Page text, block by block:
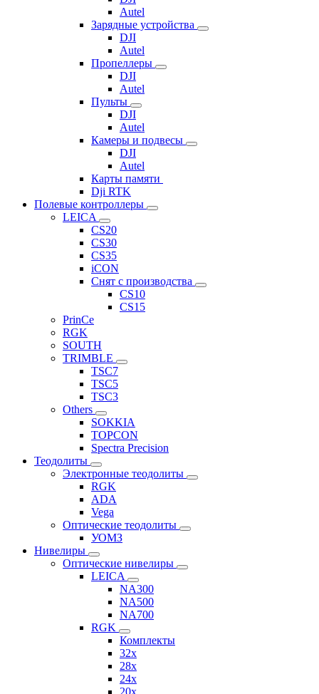
Autel
Зарядные устройства
DJI
Autel
Пропеллеры
DJI
Autel
Пульты
DJI
Autel
Камеры и подвесы
DJI
Autel
Карты памяти
Dji RTK
Полевые контроллеры
LEICA
CS20
CS30
CS35
iCON
Снят с производства
CS10
CS15
PrinCe
RGK
SOUTH
TRIMBLE
TSC7
TSC5
TSC3
Others
SOKKIA
TOPCON
Spectra Precision
Теодолиты
Электронные теодолиты
RGK
ADA
Vega
Оптические теодолиты
УОМЗ
Нивелиры
Оптические нивелиры
LEICA
NA300
NA500
NA700
RGK
Комплекты
32x
28x
24x
20x